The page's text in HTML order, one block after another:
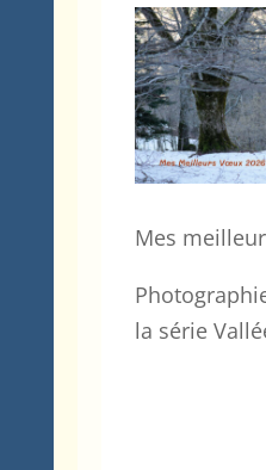
Mes
la série